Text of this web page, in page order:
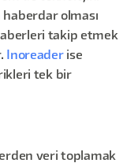
olması
takip etmek
Inoreaderise
tek bir
veri toplamak